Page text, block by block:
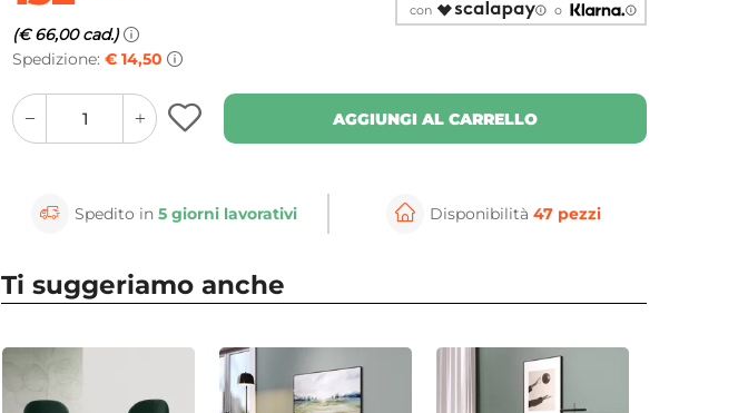
⚲ Clicca per ingrandire
(€ 66,00 cad.)
Spedizione: € 14,50
con
o
quantity
button
quantity
minus
button
AGGIUNGI AL CARRELLO
Spedito in5 giorni lavorativi Disponibilità 47 pezzi
Ti suggeriamo anche